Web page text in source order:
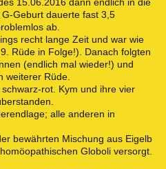
Geburt dauerte fast 3,5
ab.
recht lange Zeit und war wie
Rüde in Folge!). Danach folgten
(endlich mal wieder!) und
weiterer Rüde.
rot. Kym und ihre vier
alle anderen in
bewährten Mischung aus Eigelb
Globoli versorgt.